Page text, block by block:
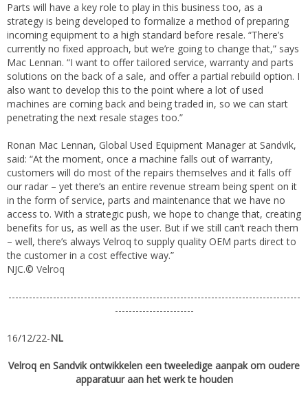
Parts will have a key role to play in this business too, as a
strategy is being developed to formalize a method of preparing
incoming equipment to a high standard before resale. “There’s
currently no fixed approach, but we’re going to change that,” says
Mac Lennan. “I want to offer tailored service, warranty and parts
solutions on the back of a sale, and offer a partial rebuild option. I
also want to develop this to the point where a lot of used
machines are coming back and being traded in, so we can start
penetrating the next resale stages too.”
Ronan Mac Lennan, Global Used Equipment Manager at Sandvik,
said: “At the moment, once a machine falls out of warranty,
customers will do most of the repairs themselves and it falls off
our radar – yet there’s an entire revenue stream being spent on it
in the form of service, parts and maintenance that we have no
access to. With a strategic push, we hope to change that, creating
benefits for us, as well as the user. But if we still can’t reach them
– well, there’s always Velroq to supply quality OEM parts direct to
the customer in a cost effective way.”
NJC.© Velroq
-------------------------------------------------------------------------------------
-----------------------
16/12/22-NL
Velroq en Sandvik ontwikkelen een tweeledige aanpak om oudere
apparatuur aan het werk te houden